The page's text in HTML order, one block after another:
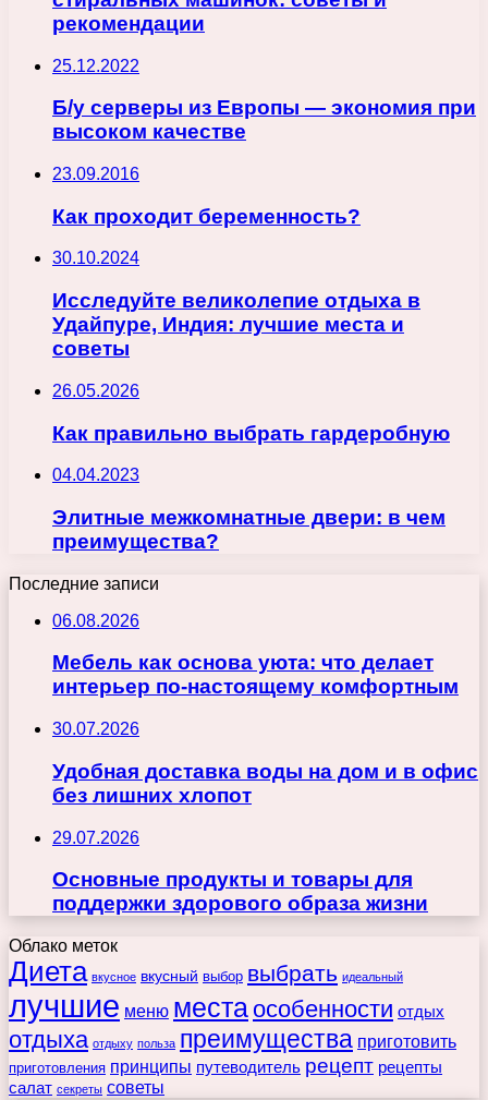
рекомендации
25.12.2022
Б/у серверы из Европы — экономия при
высоком качестве
23.09.2016
Как проходит беременность?
30.10.2024
Исследуйте великолепие отдыха в
Удайпуре, Индия: лучшие места и
советы
26.05.2026
Как правильно выбрать гардеробную
04.04.2023
Элитные межкомнатные двери: в чем
преимущества?
Последние записи
06.08.2026
Мебель как основа уюта: что делает
интерьер по-настоящему комфортным
30.07.2026
Удобная доставка воды на дом и в офис
без лишних хлопот
29.07.2026
Основные продукты и товары для
поддержки здорового образа жизни
Облако меток
Диета вкусное вкусный выбор выбрать идеальный
лучшие меню места особенности отдых
отдыха отдыху польза преимущества приготовить
приготовления принципы путеводитель рецепт рецепты
салат секреты советы